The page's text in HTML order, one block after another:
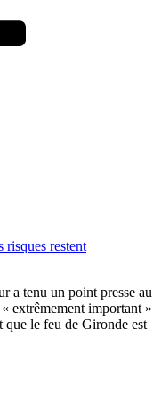
risques restent
a tenu un point presse au
extrêmement important »
que le feu de Gironde est